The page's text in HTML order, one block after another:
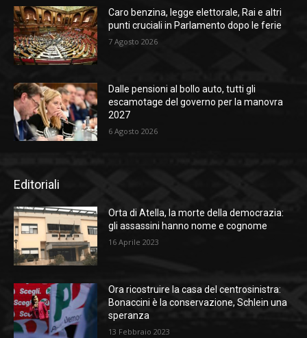
Caro benzina, legge elettorale, Rai e altri
punti cruciali in Parlamento dopo le ferie
7 Agosto 2026
Dalle pensioni al bollo auto, tutti gli
escamotage del governo per la manovra
2027
6 Agosto 2026
Editoriali
Orta di Atella, la morte della democrazia:
gli assassini hanno nome e cognome
16 Aprile 2023
Ora ricostruire la casa del centrosinistra:
Bonaccini è la conservazione, Schlein una
speranza
13 Febbraio 2023